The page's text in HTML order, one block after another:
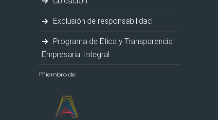
Exclusión de responsabilidad
Programa de Ética y Transparencia
Empresarial Integral
Miembro de: